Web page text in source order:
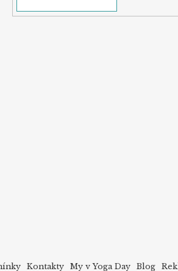
Kontakty My v Yoga Day Blog